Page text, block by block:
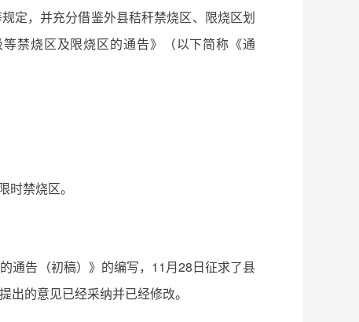
定，并充分借鉴外县秸秆禁烧区、限烧区划
禁烧区及限烧区的通告》（以下简称《通
禁烧区。
通告（初稿）》的编写，11月28日征求了县
的意见已经采纳并已经修改。